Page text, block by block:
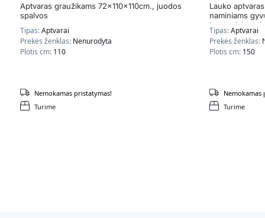
Aptvaras graužikams 72x110x110cm., juodos
spalvos
Tipas:Aptvarai
Prekės ženklas: Nenurodyta
Plotis cm: 110
Turime
Nemokamas pristatymas!
Lauko
naminiams
juodos/
Tipas:Aptvarai
Prekės ženklas:
Plotis cm: 150
Turime
Nemokamas